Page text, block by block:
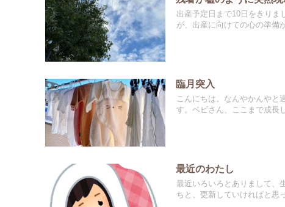
出産予定日まで10日をきりま
が、出産に向けての心の準備
臨月突入
こんにちは。なんやかんやと
す。ベビさん、ここまで成長
最近のわたし
最近いろいろとありまして、
ちと、更新していければと思